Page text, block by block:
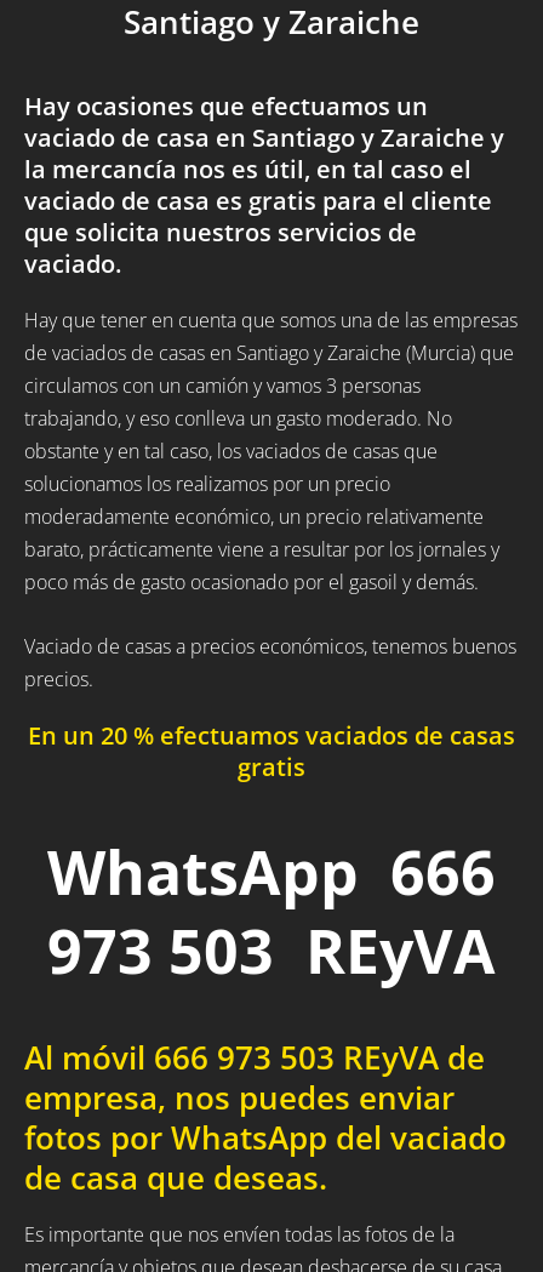
Santiago y Zaraiche
Hay ocasiones que efectuamos un
vaciado de casa en Santiago y Zaraiche y
la mercancía nos es útil, en tal caso el
vaciado de casa es gratis para el cliente
que solicita nuestros servicios de
vaciado.
Hay que tener en cuenta que somos una de las empresas
de vaciados de casas en Santiago y Zaraiche (Murcia) que
circulamos con un camión y vamos 3 personas
trabajando, y eso conlleva un gasto moderado. No
obstante y en tal caso, los vaciados de casas que
solucionamos los realizamos por un precio
moderadamente económico, un precio relativamente
barato, prácticamente viene a resultar por los jornales y
poco más de gasto ocasionado por el gasoil y demás.
Vaciado de casas a precios económicos, tenemos buenos
precios.
En un 20 % efectuamos vaciados de casas
gratis
WhatsApp 666
973 503 REyVA
Al móvil 666 973 503 REyVA de
empresa, nos puedes enviar
fotos por WhatsApp del vaciado
de casa que deseas.
Es importante que nos envíen todas las fotos de la